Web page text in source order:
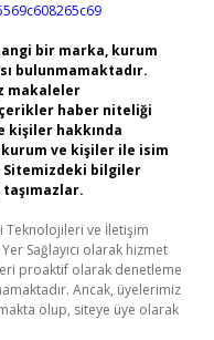
bir marka, kurum
bulunmamaktadır.
makaleler
haber niteliği
kişiler hakkında
kurum ve kişiler ile isim
bilgiler
Teknolojileri ve İletişim
Sağlayıcı olarak hizmet
proaktif olarak denetleme
Ancak, üyelerimiz
olup, siteye üye olarak